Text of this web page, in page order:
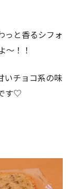
っと香るシフォ
～！！
いチョコ系の味
す♡